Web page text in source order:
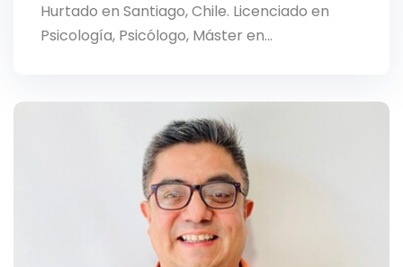
Hurtado en Santiago, Chile. Licenciado en
Psicología, Psicólogo, Máster en…